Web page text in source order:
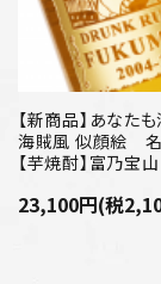
【新商品】あなた
海賊風 似顔絵
【芋焼酎】富乃宝
23,100円(税